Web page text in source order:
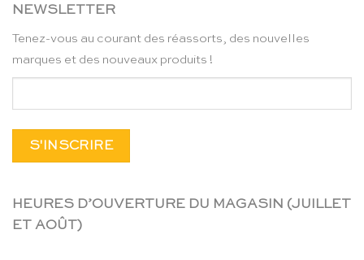
NEWSLETTER
Tenez-vous au courant des réassorts, des nouvelles
marques et des nouveaux produits !
HEURES D’OUVERTURE DU MAGASIN (JUILLET
ET AOÛT)